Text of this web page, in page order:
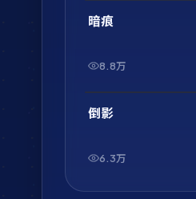
最新
暗痕
8.8万
最新
倒影
6.3万